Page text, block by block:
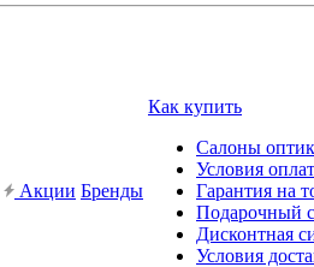
Акции Бренды
Как купить
Салоны
Условия
Гарантия на
Подарочный
Дисконтная
Условия